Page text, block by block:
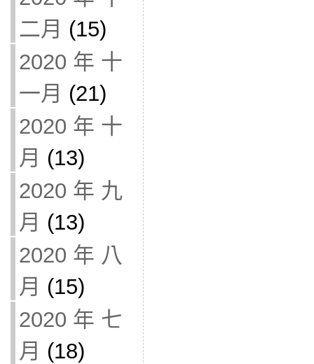
二月 (15)
2020 年 十
一月 (21)
2020 年 十
月 (13)
2020 年 九
月 (13)
2020 年 八
月 (15)
2020 年 七
月 (18)